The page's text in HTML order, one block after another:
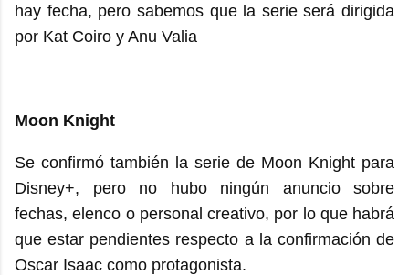
hay fecha, pero sabemos que la serie será dirigida
por Kat Coiro y Anu Valia
Moon Knight
Se confirmó también la serie de Moon Knight para
Disney+, pero no hubo ningún anuncio sobre
fechas, elenco o personal creativo, por lo que habrá
que estar pendientes respecto a la confirmación de
Oscar Isaac como protagonista.